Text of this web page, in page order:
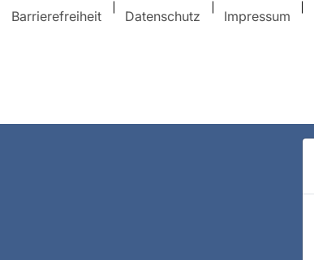
Barrierefreiheit Datenschutz Impressum